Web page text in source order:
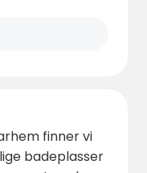
finner vi
badeplasser